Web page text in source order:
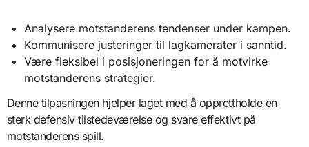
Analysere motstanderens tendenser under kampen.
Kommunisere justeringer til lagkamerater i sanntid.
Være fleksibel i posisjoneringen for å motvirke
motstanderens strategier.
Denne tilpasningen hjelper laget med å opprettholde en
sterk defensiv tilstedeværelse og svare effektivt på
motstanderens spill.